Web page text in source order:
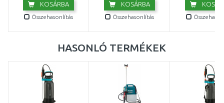
KOSÁRBA
Összehasonlítás
KOSÁRBA
Összehasonlítás
HASONLÓ TERMÉKEK